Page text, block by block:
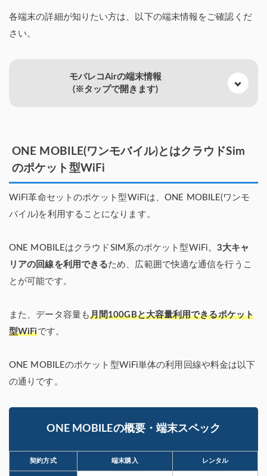
各端末の詳細が知りたい方は、以下の端末情報をご確認くだ
さい。
モバレコAirの端末情報
(※タップで開きます)
ONE MOBILE(ワンモバイル)とはクラウドSim
のポケット型WiFi
WiFi革命セットのポケット型WiFiは、ONE MOBILE(ワンモ
バイル)を利用することになります。
ONE MOBILEはクラウドSIM系のポケット型WiFi。3大キャ
リアの回線を利用できるため、広範囲で快適な通信を行うこ
とが可能です。
また、データ容量も月間100GBと大容量利用できるポケット
型WiFiです。
ONE MOBILEのポケット型WiFi単体の利用回線や料金は以下
の通りです。
ONE MOBILEの概要・端末スペック
契約方式 端末購入 レンタル